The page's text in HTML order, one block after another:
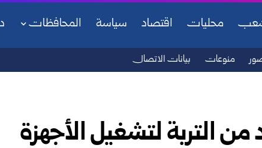
محليات اقتصاد سياسة المحافظات
منوعات بيانات الاتصال
التربة لتشغيل الأجهزة